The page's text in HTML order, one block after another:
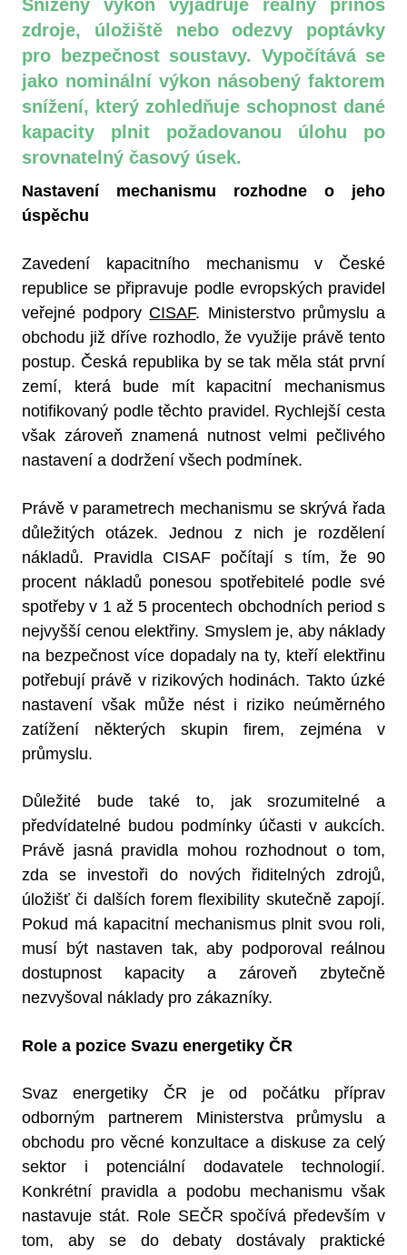
Snížený výkon vyjadřuje reálný přínos
zdroje, úložiště nebo odezvy poptávky
pro bezpečnost soustavy. Vypočítává se
jako nominální výkon násobený faktorem
snížení, který zohledňuje schopnost dané
kapacity plnit požadovanou úlohu po
srovnatelný časový úsek.
Nastavení mechanismu rozhodne o jeho
úspěchu
Zavedení kapacitního mechanismu v České
republice se připravuje podle evropských pravidel
veřejné podpory CISAF. Ministerstvo průmyslu a
obchodu již dříve rozhodlo, že využije právě tento
postup. Česká republika by se tak měla stát první
zemí, která bude mít kapacitní mechanismus
notifikovaný podle těchto pravidel. Rychlejší cesta
však zároveň znamená nutnost velmi pečlivého
nastavení a dodržení všech podmínek.
Právě v parametrech mechanismu se skrývá řada
důležitých otázek. Jednou z nich je rozdělení
nákladů. Pravidla CISAF počítají s tím, že 90
procent nákladů ponesou spotřebitelé podle své
spotřeby v 1 až 5 procentech obchodních period s
nejvyšší cenou elektřiny. Smyslem je, aby náklady
na bezpečnost více dopadaly na ty, kteří elektřinu
potřebují právě v rizikových hodinách. Takto úzké
nastavení však může nést i riziko neúměrného
zatížení některých skupin firem, zejména v
průmyslu.
Důležité bude také to, jak srozumitelné a
předvídatelné budou podmínky účasti v aukcích.
Právě jasná pravidla mohou rozhodnout o tom,
zda se investoři do nových řiditelných zdrojů,
úložišť či dalších forem flexibility skutečně zapojí.
Pokud má kapacitní mechanismus plnit svou roli,
musí být nastaven tak, aby podporoval reálnou
dostupnost kapacity a zároveň zbytečně
nezvyšoval náklady pro zákazníky.
Role a pozice Svazu energetiky ČR
Svaz energetiky ČR je od počátku příprav
odborným partnerem Ministerstva průmyslu a
obchodu pro věcné konzultace a diskuse za celý
sektor i potenciální dodavatele technologií.
Konkrétní pravidla a podobu mechanismu však
nastavuje stát. Role SEČR spočívá především v
tom, aby se do debaty dostávaly praktické